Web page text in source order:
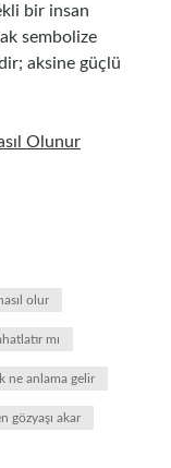
bir insan
sembolize
aksine güçlü
Olunur
olur
mı
ne anlama gelir
gözyaşı akar